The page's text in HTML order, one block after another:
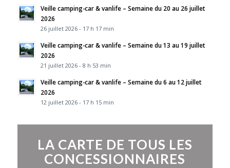
Veille camping-car & vanlife – Semaine du 20 au 26 juillet
2026
26 juillet 2026 - 17 h 17 min
Veille camping-car & vanlife – Semaine du 13 au 19 juillet
2026
21 juillet 2026 - 8 h 53 min
Veille camping-car & vanlife – Semaine du 6 au 12 juillet
2026
12 juillet 2026 - 17 h 15 min
LA CARTE DE TOUS LES
CONCESSIONNAIRES